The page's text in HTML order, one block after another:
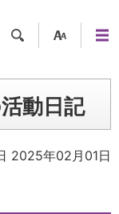
ツー
ル
ュー
動日記
2025年02月01日